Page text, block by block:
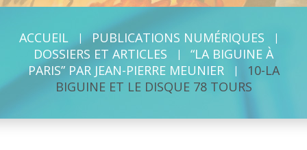
ACCUEIL
PUBLICATIONS NUMÉRIQUES
DOSSIERS ET ARTICLES
“LA BIGUINE À
PARIS” PAR JEAN-PIERRE MEUNIER
10-LA
BIGUINE ET LE DISQUE 78 TOURS